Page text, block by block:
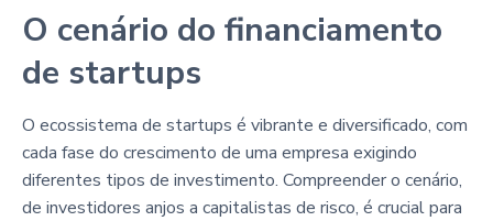
O cenário do financiamento
de startups
O ecossistema de startups é vibrante e diversificado, com
cada fase do crescimento de uma empresa exigindo
diferentes tipos de investimento. Compreender o cenário,
de investidores anjos a capitalistas de risco, é crucial para